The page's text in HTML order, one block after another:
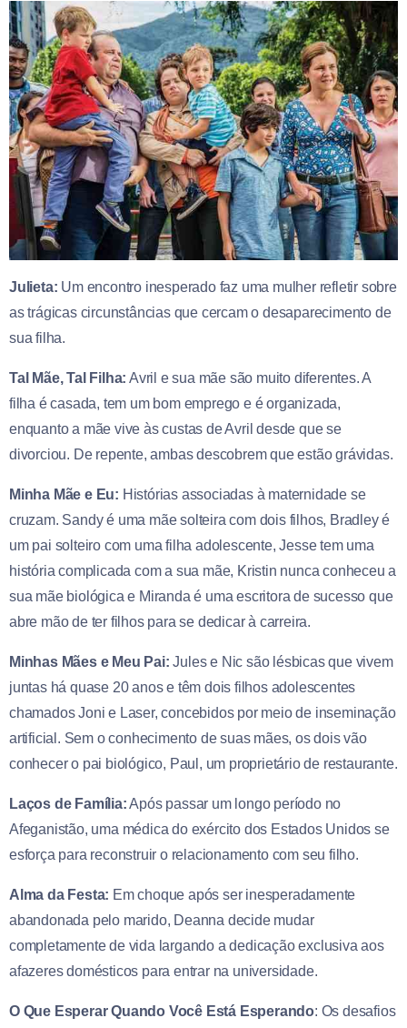
Julieta: Um encontro inesperado faz uma mulher refletir sobre
as trágicas circunstâncias que cercam o desaparecimento de
sua filha.
Tal Mãe, Tal Filha: Avril e sua mãe são muito diferentes. A
filha é casada, tem um bom emprego e é organizada,
enquanto a mãe vive às custas de Avril desde que se
divorciou. De repente, ambas descobrem que estão grávidas.
Minha Mãe e Eu: Histórias associadas à maternidade se
cruzam. Sandy é uma mãe solteira com dois filhos, Bradley é
um pai solteiro com uma filha adolescente, Jesse tem uma
história complicada com a sua mãe, Kristin nunca conheceu a
sua mãe biológica e Miranda é uma escritora de sucesso que
abre mão de ter filhos para se dedicar à carreira.
Minhas Mães e Meu Pai: Jules e Nic são lésbicas que vivem
juntas há quase 20 anos e têm dois filhos adolescentes
chamados Joni e Laser, concebidos por meio de inseminação
artificial. Sem o conhecimento de suas mães, os dois vão
conhecer o pai biológico, Paul, um proprietário de restaurante.
Laços de Família:Após passar um longo período no
Afeganistão, uma médica do exército dos Estados Unidos se
esforça para reconstruir o relacionamento com seu filho.
Alma da Festa: Em choque após ser inesperadamente
abandonada pelo marido, Deanna decide mudar
completamente de vida largando a dedicação exclusiva aos
afazeres domésticos para entrar na universidade.
O Que Esperar Quando Você Está Esperando: Os desafios